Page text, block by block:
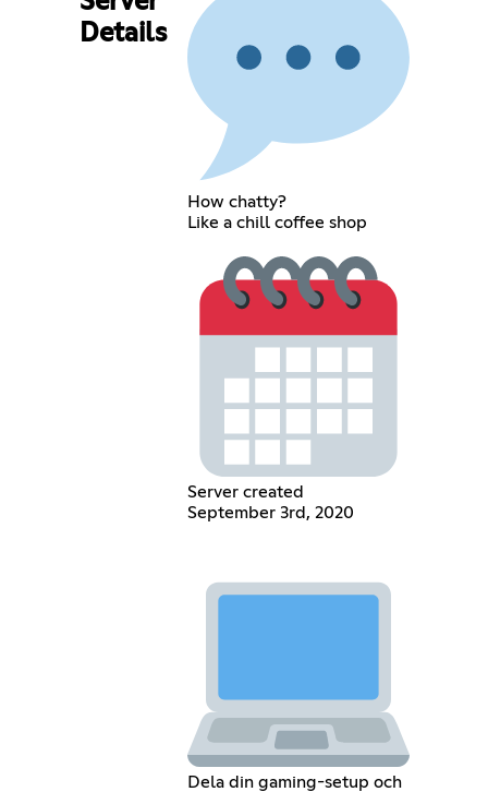
Details
How chatty?
Like a chill coffee shop
Server created
September 3rd, 2020
Dela din gaming-setup och